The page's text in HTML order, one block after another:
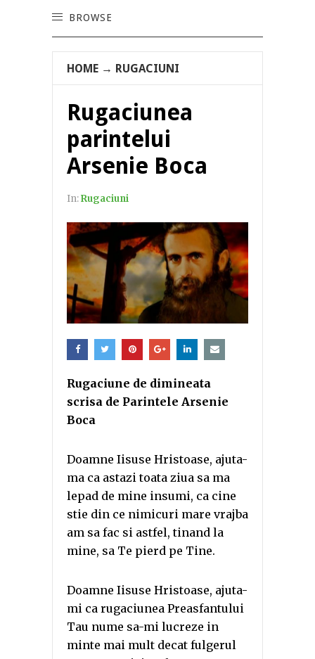
BROWSE
HOME → RUGACIUNI
Rugaciunea
parintelui
Arsenie Boca
In:Rugaciuni
Rugaciune de dimineata
scrisa de Parintele Arsenie
Boca
Doamne Iisuse Hristoase, ajuta-
ma ca astazi toata ziua sa ma
lepad de mine insumi, ca cine
stie din ce nimicuri mare vrajba
am sa fac si astfel, tinand la
mine, sa Te pierd pe Tine.
Doamne Iisuse Hristoase, ajuta-
mi ca rugaciunea Preasfantului
Tau nume sa-mi lucreze in
minte mai mult decat fulgerul